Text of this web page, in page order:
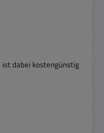
ist dabei kostengünstig